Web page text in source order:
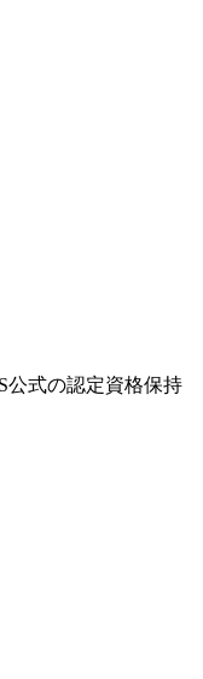
公式の認定資格保持